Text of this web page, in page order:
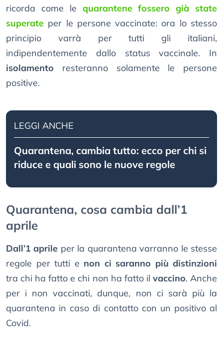
ricorda come le quarantene fossero già state
superate per le persone vaccinate: ora lo stesso
principio varrà per tutti gli italiani,
indipendentemente dallo status vaccinale. In
isolamento resteranno solamente le persone
positive.
LEGGI ANCHE
Quarantena, cambia tutto: ecco per chi si
riduce e quali sono le nuove regole
Quarantena, cosa cambia dall’1
aprile
Dall’1 aprile per la quarantena varranno le stesse
regole per tutti e non ci saranno più distinzioni
tra chi ha fatto e chi non ha fatto il vaccino. Anche
per i non vaccinati, dunque, non ci sarà più la
quarantena in caso di contatto con un positivo al
Covid.